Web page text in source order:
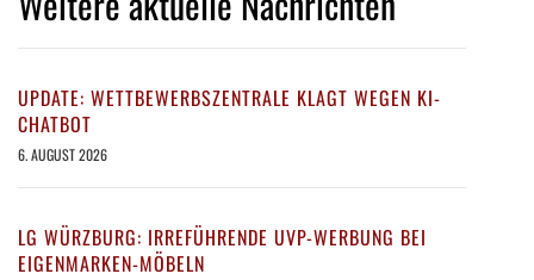
UPDATE: WETTBEWERBSZENTRALE KLAGT WEGEN KI-
CHATBOT
6. AUGUST 2026
LG WÜRZBURG: IRREFÜHRENDE UVP-WERBUNG BEI
EIGENMARKEN-MÖBELN